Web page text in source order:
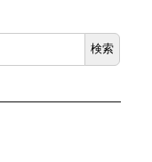
検索